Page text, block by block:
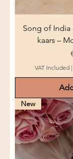
Song of
kaars –
VAT Included |
New